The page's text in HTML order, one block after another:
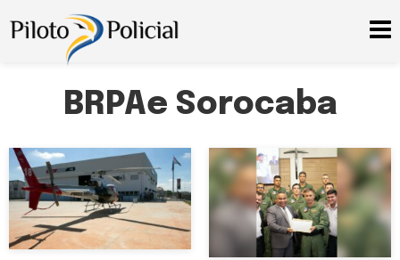
BRPAe Sorocaba